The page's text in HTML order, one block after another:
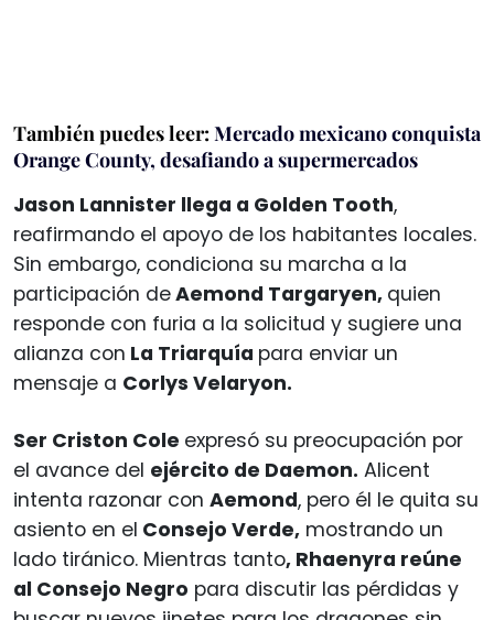
También puedes leer: Mercado mexicano conquista
Orange County, desafiando a supermercados
Jason Lannister llega a Golden Tooth,
reafirmando el apoyo de los habitantes locales.
Sin embargo, condiciona su marcha a la
participación deAemond Targaryen, quien
responde con furia a la solicitud y sugiere una
alianza con La Triarquía para enviar un
mensaje a Corlys Velaryon.
Ser Criston Cole expresó su preocupación por
el avance del ejército de Daemon. Alicent
intenta razonar con Aemond, pero él le quita su
asiento en el Consejo Verde, mostrando un
lado tiránico. Mientras tanto, Rhaenyra reúne
al Consejo Negro para discutir las pérdidas y